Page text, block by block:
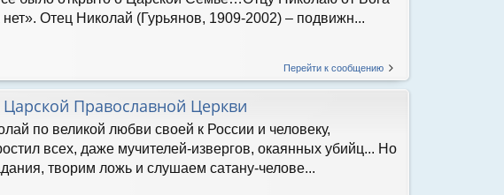
Отец Николай (Гурьянов, 1909-2002) – подвижн...
Перейти к сообщению
Православной Церкви
по великой любви своей к России и человеку,
всех, даже мучителей-извергов, окаянных убийц... Но
творим ложь и слушаем сатану-челове...